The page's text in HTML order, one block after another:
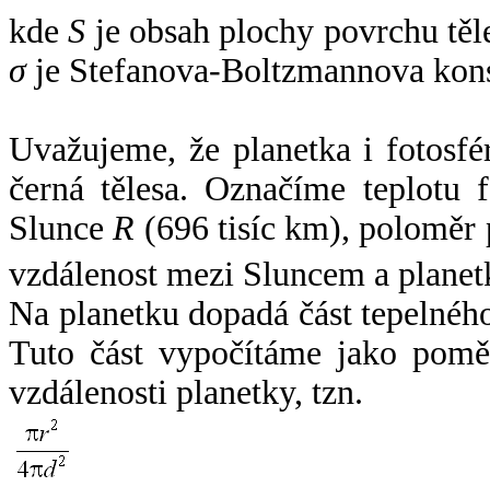
kdeS je obsah plochy povrchu
σje Stefanova-Boltzmannova
Uvažujeme, že planetka i
černá tělesa. Označíme
SlunceR (696 tisíc km),
vzdálenost mezi Sluncem a
Na planetku dopadá část
Tuto část vypočítáme jako
vzdálenosti planetky, tzn.